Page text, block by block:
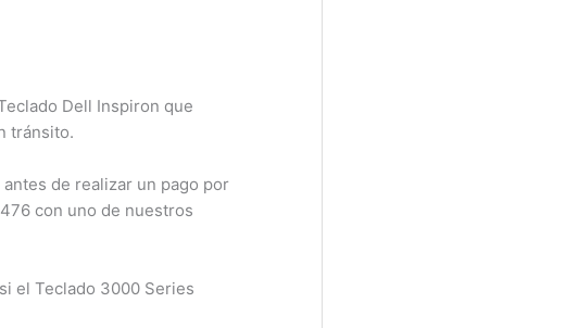
Dell Inspiron que
de realizar un pago por
con uno de nuestros
Teclado 3000 Series